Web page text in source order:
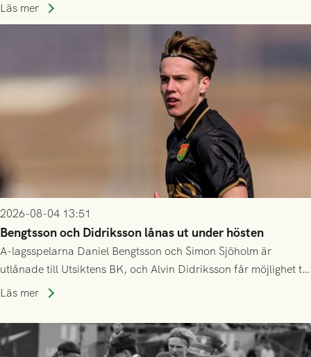
Husqvarna FF. Häng med och stötta grönsvart på plats!
Läs mer
2026-08-04 13:51
Bengtsson och Didriksson lånas ut under hösten
A-lagsspelarna Daniel Bengtsson och Simon Sjöholm är
utlånade till Utsiktens BK, och Alvin Didriksson får möjlighet till
speltid i Hestrafors genom föreningssamarbete.
Läs mer